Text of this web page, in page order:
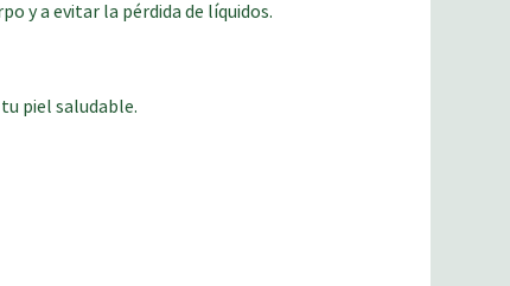
y a evitar la pérdida de líquidos.
piel saludable.